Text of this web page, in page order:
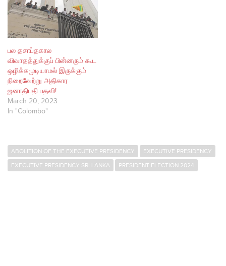
பல தசாப்தகால
விவாதத்துக்குப் பின்னரும் கூட
ஒழிக்கமுடியாமல் இருக்கும்
நிறைவேற்று அதிகார
ஜனாதிபதி பதவி!
March 20, 2023
In "Colombo"
ABOLITION OF THE EXECUTIVE PRESIDENCY
EXECUTIVE PRESIDENCY
EXECUTIVE PRESIDENCY SRI LANKA
PRESIDENT ELECTION 2024